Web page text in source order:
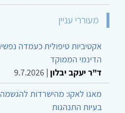
מעוררי עניין
אקטיביות טיפולית כעמדה
הדינמי הממוקד
ד"ר יעקב יבלון |
9.7.2026
מאגו לאקו: מהישרדות
בעיות התנהגות